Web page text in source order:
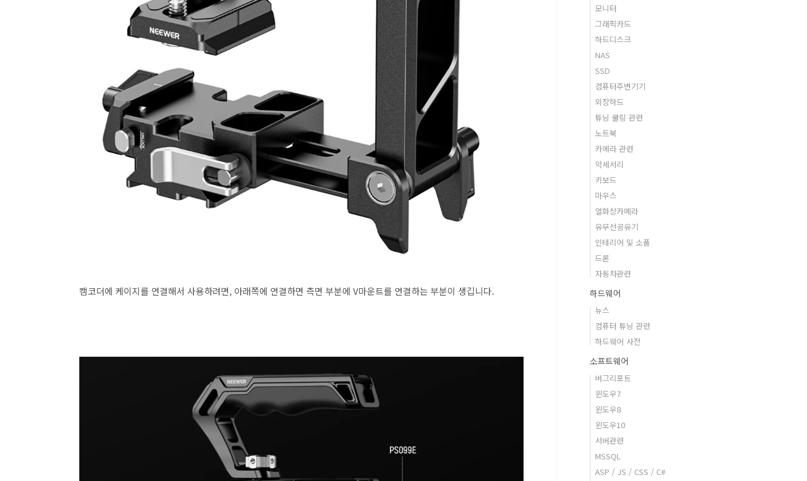
캠코더에 케이지를 연결해서 사용하려면, 아래쪽에 연결하면 측면 부분에 V마운트를 연결하는 부분이 생깁니다.
모니터
그래픽카드
하드디스크
NAS
SSD
컴퓨터주변기기
외장하드
튜닝 쿨링 관련
노트북
카메라 관련
악세서리
키보드
마우스
열화상카메라
유무선공유기
인테리어 및 소품
드론
자동차관련
하드웨어
뉴스
컴퓨터 튜닝 관련
하드웨어 사전
소프트웨어
버그리포트
윈도우7
윈도우8
윈도우10
서버관련
MSSQL
ASP / JS / CSS / C#